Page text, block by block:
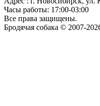
Часы работы: 17:00-03:00
Все права защищены.
Бродячая собака © 2007-